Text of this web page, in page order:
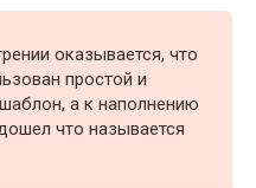
оказывается, что
простой и
а к наполнению
что называется